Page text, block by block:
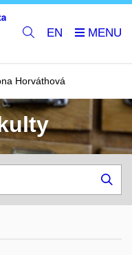
EN
Horváthová